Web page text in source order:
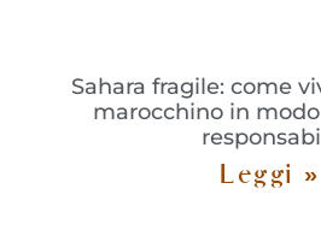
Sahara fragile: come
marocchino in
Leggi »